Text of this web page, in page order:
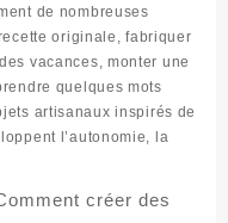
de nombreuses
originale, fabriquer
vacances, monter une
quelques mots
artisanauxinspirés de
l’autonomie, la
créer des